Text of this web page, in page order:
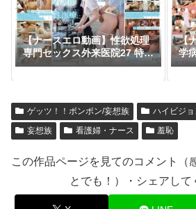
【ナースエロ動画】性欲処理
専門セックス外来医院27 特別
編 SODSTAR 神木麗 妻とし
【
学
定
甘
キ
ゲッツ！！ボンボン/妄想族 ハイビジョ
妄想族
看護婦・ナース 羞恥
この作品ページを見てのコメント（
とでも！）・シェアして